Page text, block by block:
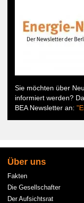
Sie möchten über
informiert werden?
BEA Newsletter an:
Über uns
Fakten
Die Gesellschafter
Der Aufsichtsrat